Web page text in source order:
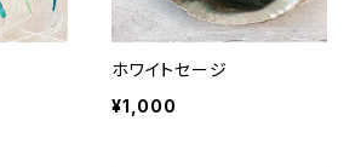
ホワイトセージ
¥1,000